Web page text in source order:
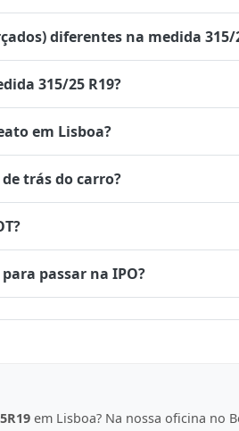
diferentes na medida 315/
315/25 R19?
em Lisboa?
trás do carro?
passar na IPO?
em Lisboa? Na nossa oficina no